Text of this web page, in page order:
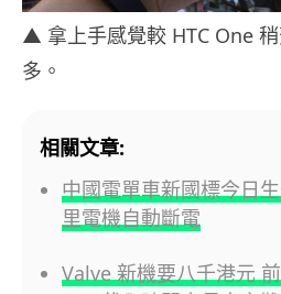
▲ 拿上手感覺較 HTC One
多。
相關文章:
中國電單車新國標今日
里電機自動斷電
Valve 新機要八千港元